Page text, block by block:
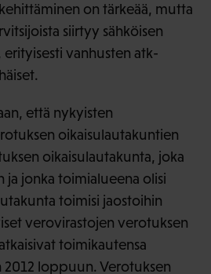
on tärkeää, mutta
siirtyy sähköisen
vanhusten atk-
että nykyisten
oikaisulautakuntien
oikaisulautakunta, joka
ja jonka toimialueena olisi
toimisi jaostoihin
verovirastojen verotuksen
toimikautensa
loppuun. Verotuksen